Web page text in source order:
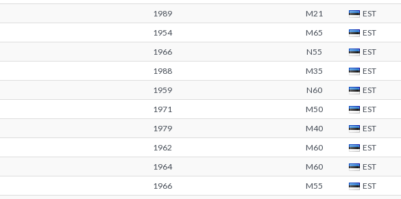
1989 M21 EST
1954 M65 EST
1966 N55 EST
1988 M35 EST
1959 N60 EST
1971 M50 EST
1979 M40 EST
1962 M60 EST
1964 M60 EST
1966 M55 EST